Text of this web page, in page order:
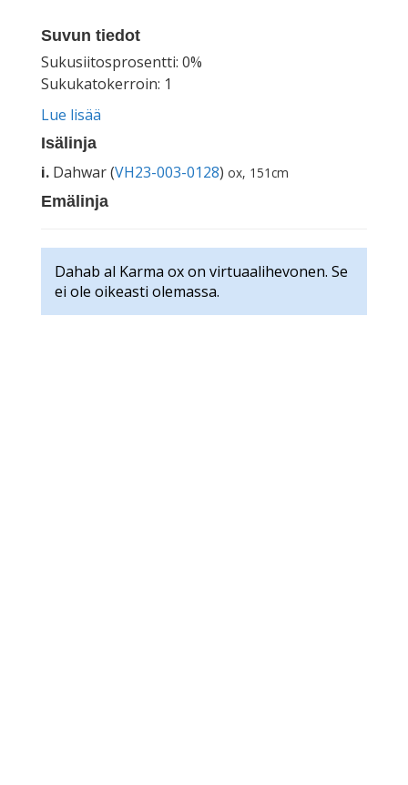
Suvun tiedot
Sukusiitosprosentti: 0%
Sukukatokerroin: 1
Lue lisää
Isälinja
i. Dahwar (VH23-003-0128) ox, 151cm
Emälinja
Dahab al Karma ox on virtuaalihevonen. Se
ei ole oikeasti olemassa.